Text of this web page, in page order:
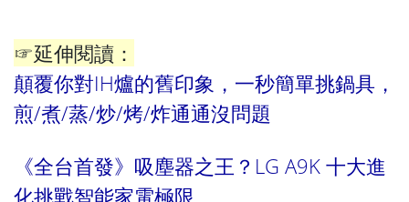
☞延伸閱讀：
顛覆你對IH爐的舊印象，一秒簡單挑鍋具，
煎/煮/蒸/炒/烤/炸通通沒問題
《全台首發》吸塵器之王？LG A9K 十大進
化挑戰智能家電極限